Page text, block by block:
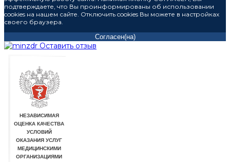
подтверждаете, что Вы проинформированы об использовании
cookies на нашем сайте. Отключить cookies Вы можете в настройках
своего браузера.
Согласен(на)
Оставить отзыв